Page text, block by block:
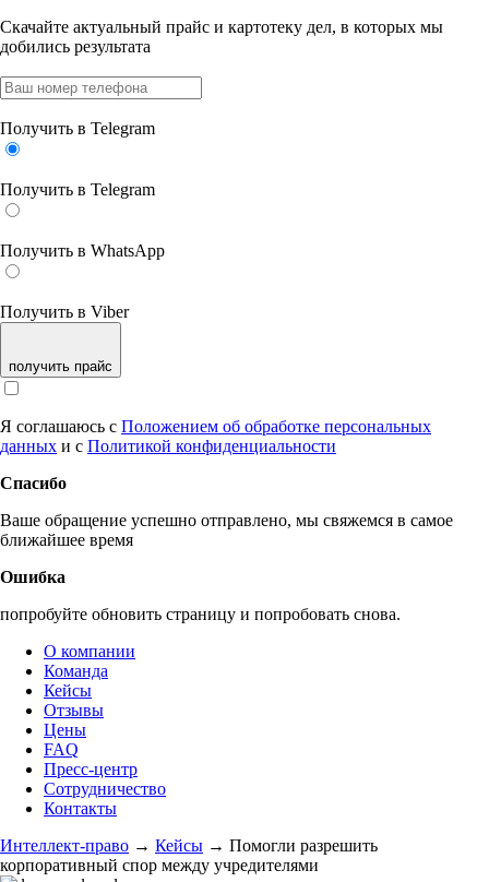
Скачайте актуальный прайс и картотеку дел, в которых мы
добились результата
Получить в Telegram
Получить в Telegram
Получить в WhatsApp
Получить в Viber
получить прайс
Я соглашаюсь с Положением об обработке персональных
данных и с Политикой конфиденциальности
Спасибо
Ваше обращение успешно отправлено, мы свяжемся в самое
ближайшее время
Ошибка
попробуйте обновить страницу и попробовать снова.
О компании
Команда
Кейсы
Отзывы
Цены
FAQ
Пресс-центр
Сотрудничество
Контакты
Интеллект-право → Кейсы → Помогли разрешить
корпоративный спор между учредителями